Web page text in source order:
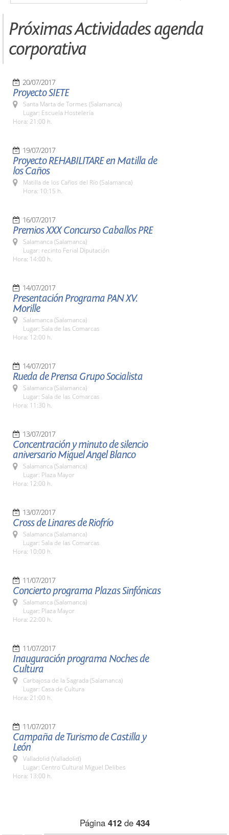
Próximas Actividades agenda
corporativa
20/07/2017
Proyecto SIETE
Santa Marta de Tormes (Salamanca)
Lugar: Escuela Hostelería
Hora: 21:00 h.
19/07/2017
Proyecto REHABILITARE en Matilla de
los Caños
Matilla de los Caños del Río (Salamanca)
Hora: 10:15 h.
16/07/2017
Premios XXX Concurso Caballos PRE
Salamanca (Salamanca)
Lugar: recinto Ferial Diputación
Hora: 14:00 h.
14/07/2017
Presentación Programa PAN XV.
Morille
Salamanca (Salamanca)
Lugar: Sala de las Comarcas
Hora: 12:00 h.
14/07/2017
Rueda de Prensa Grupo Socialista
Salamanca (Salamanca)
Lugar: Sala de las Comarcas
Hora: 11:30 h.
13/07/2017
Concentración y minuto de silencio
aniversario Miguel Angel Blanco
Salamanca (Salamanca)
Lugar: Plaza Mayor
Hora: 12:00 h.
13/07/2017
Cross de Linares de Riofrío
Salamanca (Salamanca)
Lugar: Sala de las Comarcas
Hora: 10:00 h.
11/07/2017
Concierto programa Plazas Sinfónicas
Salamanca (Salamanca)
Lugar: Plaza Mayor
Hora: 22:00 h.
11/07/2017
Inauguración programa Noches de
Cultura
Carbajosa de la Sagrada (Salamanca)
Lugar: Casa de Cultura
Hora: 21:00 h.
11/07/2017
Campaña de Turismo de Castilla y
León
Valladolid (Valladolid)
Lugar: Centro Cultural Miguel Delibes
Hora: 13:00 h.
Página 412de 434